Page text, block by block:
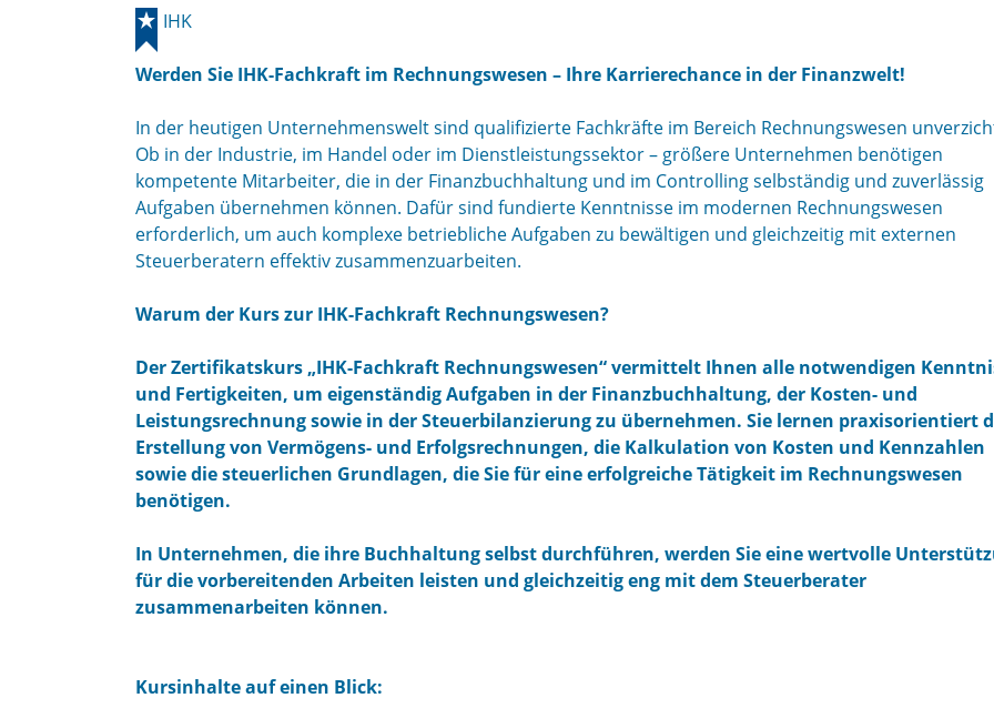
IHK
Werden Sie IHK-Fachkraft im Rechnungswesen – Ihre Karrierechance in der Finanzwelt!
In der heutigen Unternehmenswelt sind qualifizierte Fachkräfte im Bereich Rechnungswesen
Ob in der Industrie, im Handel oder im Dienstleistungssektor – größere Unternehmen benötigen
kompetente Mitarbeiter, die in der Finanzbuchhaltung und im Controlling selbständig und zuverlässig
Aufgaben übernehmen können. Dafür sind fundierte Kenntnisse im modernen Rechnungswesen
erforderlich, um auch komplexe betriebliche Aufgaben zu bewältigen und gleichzeitig mit externen
Steuerberatern effektiv zusammenzuarbeiten.
Warum der Kurs zur IHK-Fachkraft Rechnungswesen?
Der Zertifikatskurs „IHK-Fachkraft Rechnungswesen“ vermittelt Ihnen alle notwendigen
und Fertigkeiten, um eigenständig Aufgaben in der Finanzbuchhaltung, der Kosten- und
Leistungsrechnung sowie in der Steuerbilanzierung zu übernehmen. Sie lernen praxisorientiert
Erstellung von Vermögens- und Erfolgsrechnungen, die Kalkulation von Kosten und Kennzahlen
sowie die steuerlichen Grundlagen, die Sie für eine erfolgreiche Tätigkeit im Rechnungswesen
benötigen.
In Unternehmen, die ihre Buchhaltung selbst durchführen, werden Sie eine wertvolle
für die vorbereitenden Arbeiten leisten und gleichzeitig eng mit dem Steuerberater
zusammenarbeiten können.
Kursinhalte auf einen Blick: